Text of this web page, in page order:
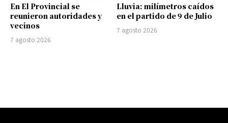
En El Provincial se
reunieron autoridades y
vecinos
7 agosto 2026
Lluvia: milímetros caídos
en el partido de 9 de Julio
7 agosto 2026